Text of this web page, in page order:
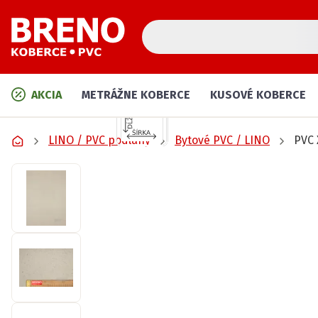
AKCIA METRÁŽNE KOBERCE KUSOVÉ KOBERCE
LINO / PVC podlahy Bytové PVC / LINO